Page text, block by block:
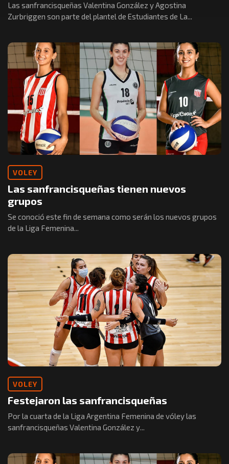
Las sanfrancisqueñas Valentina González y Agostina
Zurbriggen son parte del plantel de Estudiantes de La...
VOLEY
Las sanfrancisqueñas tienen nuevos
grupos
Se conoció este fin de semana como serán los nuevos grupos
de la Liga Femenina...
VOLEY
Festejaron las sanfrancisqueñas
Por la cuarta de la Liga Argentina Femenina de vóley las
sanfrancisqueñas Valentina González y...